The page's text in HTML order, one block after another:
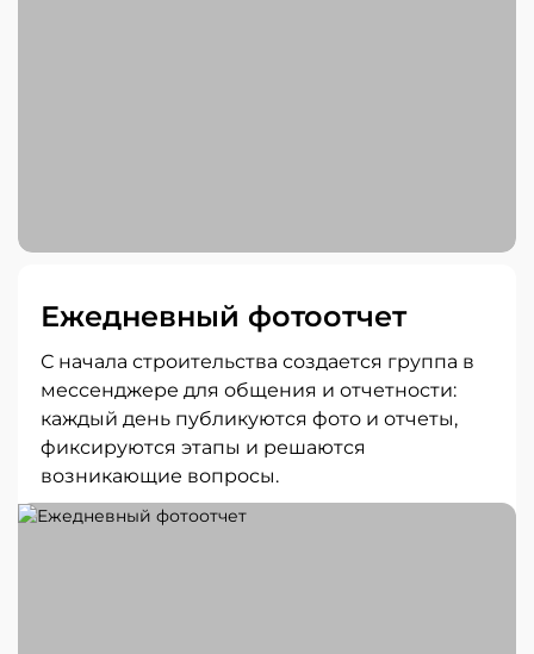
Ежедневный фотоотчет
С начала строительства создается группа в
мессенджере для общения и отчетности:
каждый день публикуются фото и отчеты,
фиксируются этапы и решаются
возникающие вопросы.